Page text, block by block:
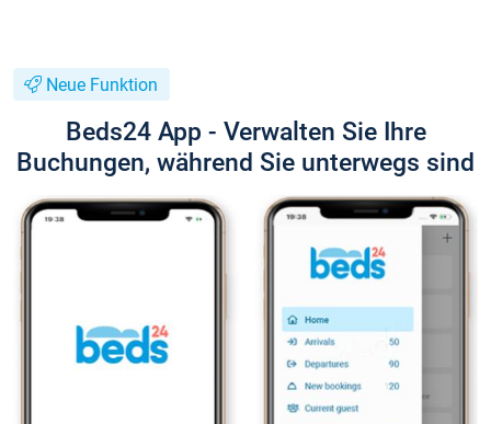
Neue Funktion
Beds24 App - Verwalten Sie Ihre
Buchungen, während Sie unterwegs sind